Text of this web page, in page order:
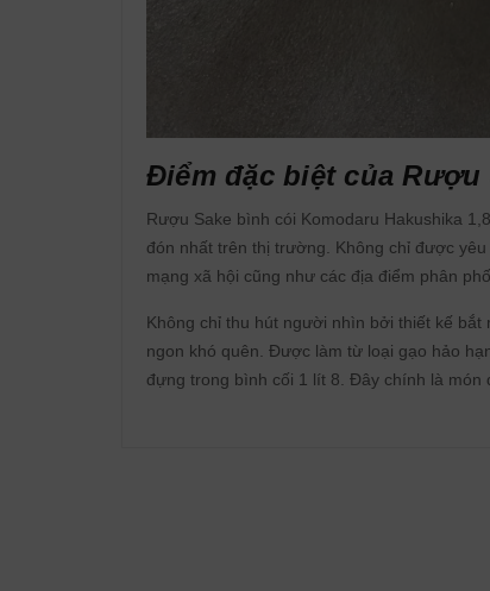
Điểm đặc biệt của Rượu
Rượu Sake bình cói Komodaru Hakushika
đón nhất trên thị trường. Không chỉ được
mạng xã hội cũng như các địa điểm phân
Không chỉ thu hút người nhìn bởi thiết kế
ngon khó quên. Được làm từ loại gạo hảo
đựng trong bình cối 1 lít 8. Đây chính là